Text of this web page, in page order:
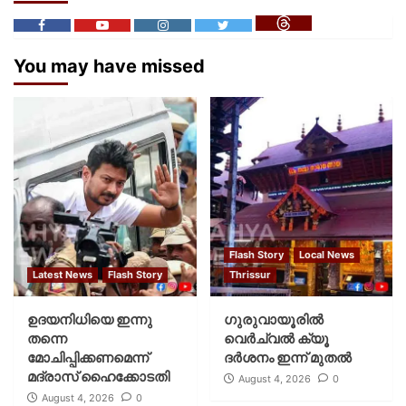
You may have missed
Latest News Flash Story
ഉദയനിധിയെ ഇന്നു
തന്നെ
മോചിപ്പിക്കണമെന്ന്
മദ്രാസ് ഹൈക്കോടതി
August 4, 2026 0
Flash Story
Local News
Thrissur
ഗുരുവായൂരില്‍
വെര്‍ച്വല്‍ ക്യൂ
ദര്‍ശനം ഇന്ന് മുതല്‍
August 4, 2026 0